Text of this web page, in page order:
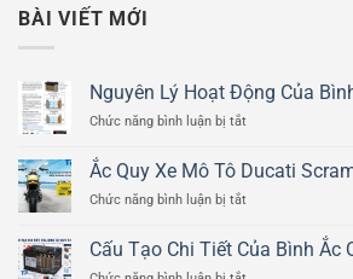
BÀI VIẾT MỚI
Nguyên Lý Hoạt Động Của
Chức năng bình luận bị tắt
Lý
Hoạt
Động
Bình
Ắc Quy Xe Mô Tô Ducati
Chức năng bình luận bị tắt
Quy
Xe
Cấu Tạo Chi Tiết Của Bình Ắc